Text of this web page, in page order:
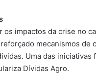
os impactos da crise no
mecanismos de
Uma das iniciativas
Dívidas Agro.